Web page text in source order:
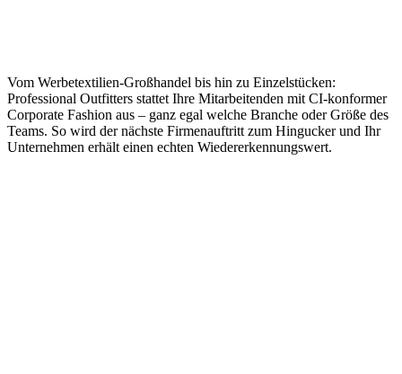
Vom Werbetextilien-Großhandel bis hin zu Einzelstücken:
Professional Outfitters stattet Ihre Mitarbeitenden mit CI-konformer
Corporate Fashion aus – ganz egal welche Branche oder Größe des
Teams. So wird der nächste Firmenauftritt zum Hingucker und Ihr
Unternehmen erhält einen echten Wiedererkennungswert.